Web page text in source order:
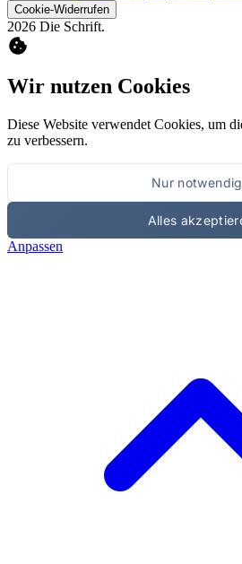
Cookie-Widerrufen
2026 Die Schrift.
cookie
Wir nutzen Cookies
Diese Website verwendet Cookies, um
zu verbessern.
Nur
Alles
Anpassen